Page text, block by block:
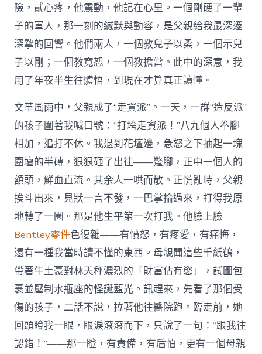
險，貳心疼，他震動，他記在心里。一個剛硬了一輩
子的軍人，那一刻的緘默與動容，是父親給我最深邃
深摯的回響。他們兩人，一個教兒子以柔，一個示兒
子以剛；一個教寬恕，一個教擔當。此中的深意，我
用了年夜半生往體悟，到現在才算真正讀懂。
文革風雨中，父親成了“走資派”。一天，一群“造反派”
的孩子圍著我喊口號：“打垮走資派！”八九個人拳腳
相加，追打不休。我退到花壇邊，急怒之下抽起一塊
圍壇的半磚，狠狠砸了出往——蹩腳，正中一個人的
額頭，鮮血直流。其余人一哄而散。正慌亂時，父親
挨斗出來，見狀一言不發，一巴掌掄過來，打得我原
地轉了一圈。那是他生平第一次打我。他臉上臉
Bentley零件色復雜——有憤怒，有疼愛，有痛悔，
還有一種我當時讀不懂的東西。母親聞這些千紙鶴，
帶著牛土豪對林天秤濃烈的「財富佔有慾」，試圖包
裹並壓制水瓶座的怪誕藍光。訊趕來，先看了那個受
傷的孩子，二話不說，拉著他往醫院跑。臨走前，她
回頭瞪我一眼，眼淚滾滾而下，只說了一句：“跟我往
認錯！”——那一瞪，有責備，有后怕，更有一個母親